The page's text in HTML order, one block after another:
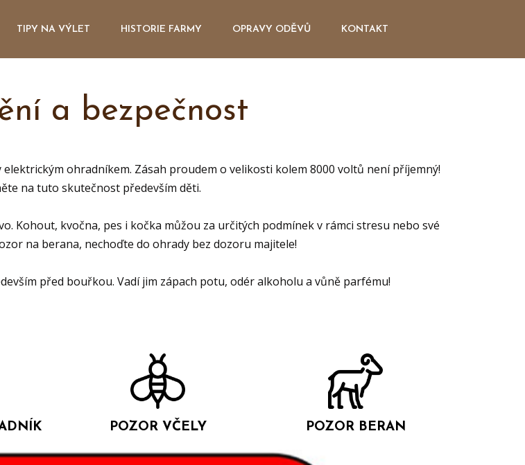
TIPY NA VÝLET HISTORIE FARMY OPRAVY ODĚVŮ KONTAKT
a bezpečnost
ohradníkem. Zásah proudem o velikosti kolem 8000 voltů není příjemný!
na tuto skutečnost především děti.
Kohout, kvočna, pes i kočka můžou za určitých podmínek v rámci stresu nebo své
na berana, nechoďte do ohrady bez dozoru majitele!
před bouřkou. Vadí jim zápach potu, odér alkoholu a vůně parfému!
POZOR VČELY POZOR BERAN